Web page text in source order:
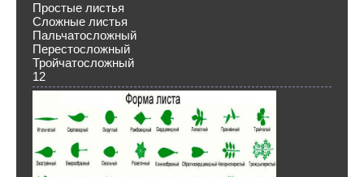
Простые листья
Сложные листья
Пальчатосложный
Перестосложный
Тройчатосложный
12